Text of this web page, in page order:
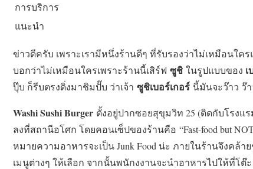
การบริการ
แนะนำ
ข่าวดีครับ เพราะเรามีหนึ่งร้านดีๆ ที่รับรองว่าไม่เหมือนใค
บอกว่าไม่เหมือนใครเพราะร้านนี้เสิร์ฟ ซูชิ ในรูปแบบของ เ
ปุ๊บ ก็รีบตรงดิ่งมาชิมปั๊บ ว่าเจ้า ซูชิเบอร์เกอร์ นี้มันจะว๊าว ว๊
Washi Sushi Burger ตั้งอยู่ปากซอยสุขุมวิท 25 (ติดกับโรงแ
ลงที่สถานีอโศก โดยคอนเซ็ปของร้านคือ “Fast-food but
หมายความอาหารจะเป็น Junk Food น่ะ ภายในร้านจึงคล้
เมนูต่างๆ ให้เลือก จากนั้นพนักงงานจะนำอาหารไปให้ที่โ